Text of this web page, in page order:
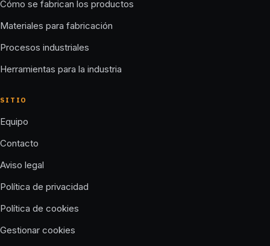
Cómo se fabrican los productos
Materiales para fabricación
Procesos industriales
Herramientas para la industria
SITIO
Equipo
Contacto
Aviso legal
Política de privacidad
Política de cookies
Gestionar cookies